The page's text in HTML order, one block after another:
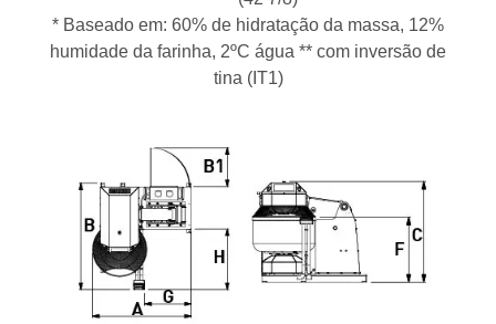
* Baseado em: 60% de hidratação da massa, 12%
humidade da farinha, 2ºC água ** com inversão de
tina (IT1)